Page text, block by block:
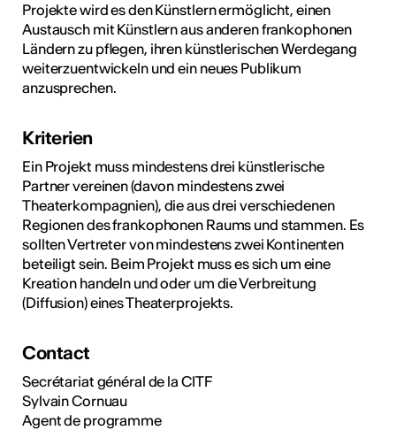
Projekte wird es den Künstlern ermöglicht, einen
Austausch mit Künstlern aus anderen frankophonen
Ländern zu pflegen, ihren künstlerischen Werdegang
weiterzuentwickeln und ein neues Publikum
anzusprechen.
Kriterien
Ein Projekt muss mindestens drei künstlerische
Partner vereinen (davon mindestens zwei
Theaterkompagnien), die aus drei verschiedenen
Regionen des frankophonen Raums und stammen. Es
sollten Vertreter von mindestens zwei Kontinenten
beteiligt sein. Beim Projekt muss es sich um eine
Kreation handeln und oder um die Verbreitung
(Diffusion) eines Theaterprojekts.
Contact
Secrétariat général de la CITF
Sylvain Cornuau
Agent de programme